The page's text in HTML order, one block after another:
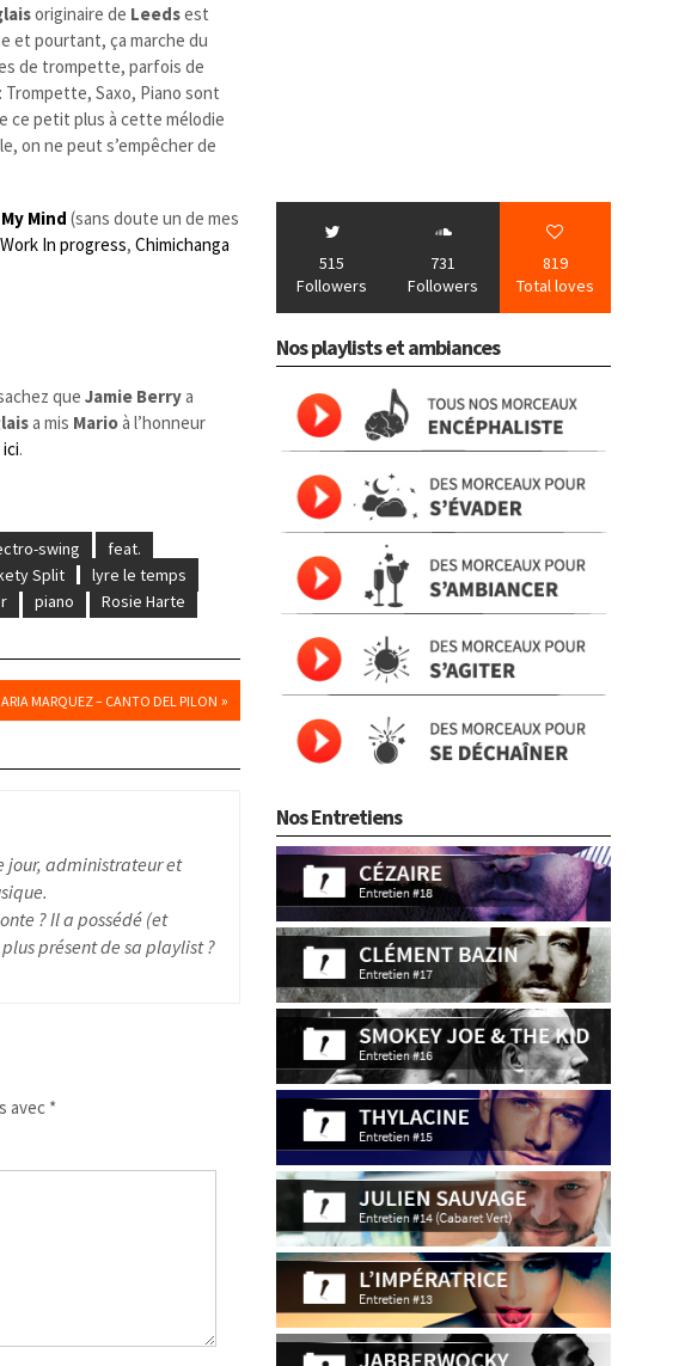
originaire de Leedsest
et pourtant, ça marche du
de trompette, parfois de
Trompette, Saxo, Piano sont
ce petit plus à cette mélodie
on ne peut s’empêcher de
Mind (sans doute un de mes
Work In progress,Chimichanga
queJamie Berrya
a mis Marioà l’honneur
ici.
swing
feat.
Split
lyre le temps
piano
Rosie Harte
MARQUEZ – CANTO DEL PILON »
jour, administrateur et
? Il a possédé (et
présent de sa playlist ?
avec *
515
Followers
731
Followers
819
Total loves
Nos playlists et ambiances
Nos Entretiens